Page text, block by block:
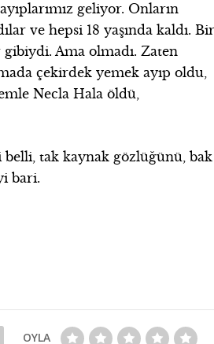
geliyor. Onların
ve hepsi 18 yaşında kaldı.
gibiydi. Ama olmadı. Zaten
çekirdek yemek ayıp oldu,
Necla Hala öldü,
belli, tak kaynak gözlüğünü, bak
bari.
OYLA